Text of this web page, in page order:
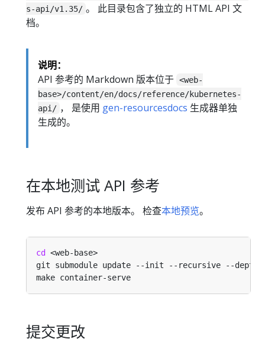
s-api/v1.35/ 。 此目录包含了独立的 HTML API 文
档。
说明：
API 参考的 Markdown 版本位于 <web-
base>/content/en/docs/reference/kubernetes-
api/ ， 是使用 gen-resourcesdocs 生成器单独
生成的。
在本地测试 API 参考
发布 API 参考的本地版本。 检查本地预览。
cd
git submodule update --init --recursive --depth
提交更改